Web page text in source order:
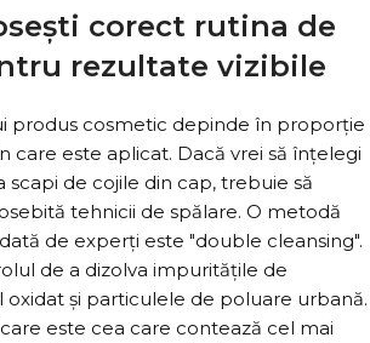
corect rutina de
rezultate vizibile
produs cosmetic depinde în proporție
care este aplicat. Dacă vrei să înțelegi
scapi de cojile din cap, trebuie să
tehnicii de spălare. O metodă
de experți este "double cleansing".
de a dizolva impuritățile de
oxidat și particulele de poluare urbană.
este cea care contează cel mai